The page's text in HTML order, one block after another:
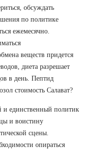
обсуждать
по политике
ежемесячно.
веществ придется
диета разрешает
в день. Пептид
стоимость Салават?
единственный политик
и воистину
сцены.
опираться